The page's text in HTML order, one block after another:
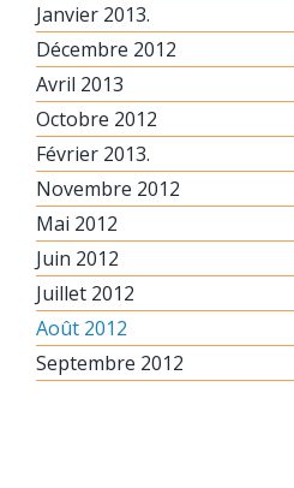
Janvier 2013.
Décembre 2012
Avril 2013
Octobre 2012
Février 2013.
Novembre 2012
Mai 2012
Juin 2012
Juillet 2012
Août 2012
Septembre 2012